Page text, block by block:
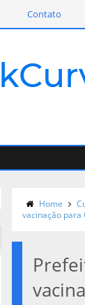
Contato
Home
vacinação para